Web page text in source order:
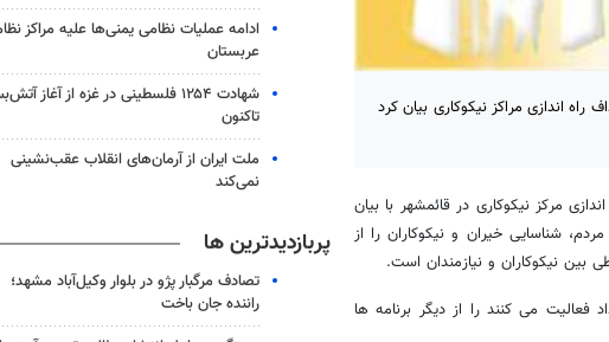
اندازی مراکز نیکوکاری بیان کرد
مرکز نیکوکاری در قائمشهر با بیان
به مردم، شناسایی خیران و نیکوکاران را از
بین نیکوکاران و نیازمندان است.
می کنند را از دیگر برنامه ها
ادامه عملیات نظامی یمنی‌ها علیه مراکز
عربستان
شهادت ۱۲۵۴ فلسطینی در غزه از آغاز
تاکنون
ملت ایران از آرمان‌های انقلاب عقب‌نشینی
نمی‌کند
پربازدیدترین ها
تصادف مرگبار پژو در بلوار وکیل‌آباد مشهد؛
راننده جان باخت